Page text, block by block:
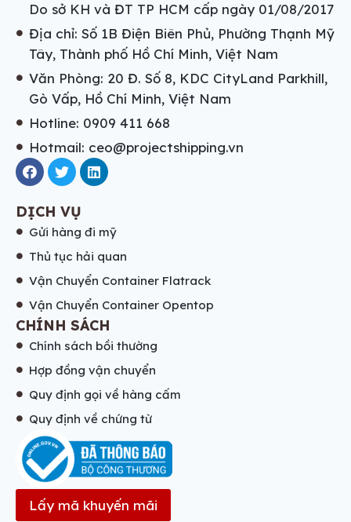
Do sở KH và ĐT TP HCM cấp ngày 01/08/2017
Địa chỉ: Số 1B Điện Biên Phủ, Phường Thạnh Mỹ
Tây, Thành phố Hồ Chí Minh, Việt Nam
Văn Phòng: 20 Đ. Số 8, KDC CityLand Parkhill,
Gò Vấp, Hồ Chí Minh, Việt Nam
Hotline: 0909 411 668
Hotmail: ceo@projectshipping.vn
DỊCH VỤ
Gửi hàng đi mỹ
Thủ tục hải quan
Vận Chuyển Container Flatrack
Vận Chuyển Container Opentop
CHÍNH SÁCH
Chính sách bồi thường
Hợp đồng vận chuyển
Quy định gọi về hàng cấm
Quy định về chứng từ
Lấy mã khuyến mãi